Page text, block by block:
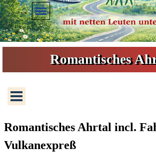
Menü überspringen
Romantisches
Romantisches Ahrtal incl.
Vulkanexpreß